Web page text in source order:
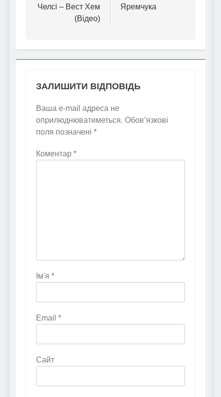
Челсі – Вест Хем
(Відео)
Яремчука
ЗАЛИШИТИ ВІДПОВІДЬ
Ваша e-mail адреса не
оприлюднюватиметься. Обов’язкові
поля позначені *
Коментар *
Ім'я *
Email *
Сайт